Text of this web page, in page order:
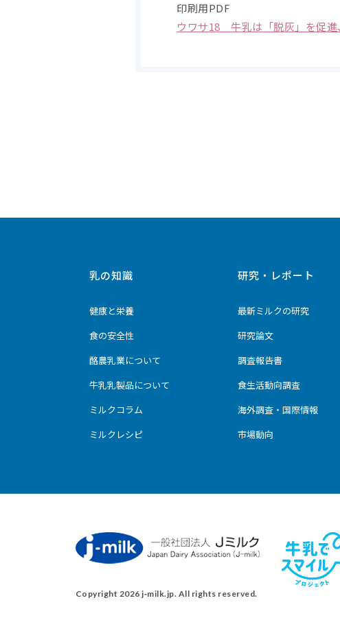
印刷用PDF
ウワサ18 牛乳は「脱灰」を促進
乳の知識
健康と栄養
食の安全性
酪農乳業について
牛乳乳製品について
ミルクコラム
ミルクレシピ
研究・レポート
最新ミルクの研究
研究論文
調査報告書
食生活動向調査
海外調査・国際情報
市場動向
Copyright 2026 j‑milk.jp. All rights reserved.